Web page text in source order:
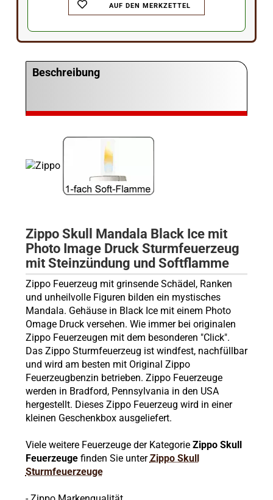
AUF DEN MERKZETTEL
Beschreibung
Zippo Skull Mandala Black Ice mit
Photo Image Druck Sturmfeuerzeug
mit Steinzündung und Softflamme
Zippo Feuerzeug mit grinsende Schädel, Ranken
und unheilvolle Figuren bilden ein mystisches
Mandala. Gehäuse in Black Ice mit einem Photo
Omage Druck versehen. Wie immer bei originalen
Zippo Feuerzeugen mit dem besonderen "Click".
Das Zippo Sturmfeuerzeug ist windfest, nachfüllbar
und wird am besten mit Original Zippo
Feuerzeugbenzin betrieben. Zippo Feuerzeuge
werden in Bradford, Pennsylvania in den USA
hergestellt. Dieses Zippo Feuerzeug wird in einer
kleinen Geschenkbox ausgeliefert.
Viele weitere Feuerzeuge der Kategorie Zippo Skull
Feuerzeugefinden Sie unterZippo Skull
Sturmfeuerzeuge